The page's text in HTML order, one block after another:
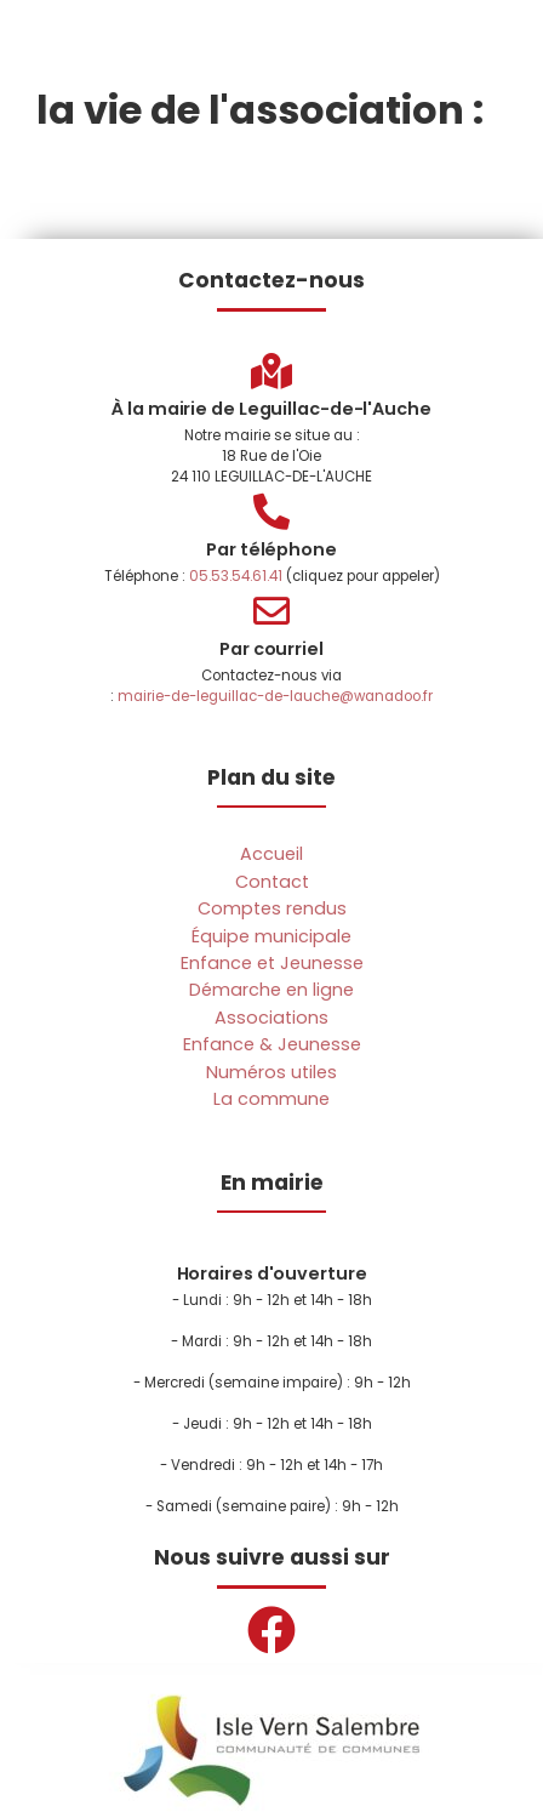
la vie de l'association :
Contactez-nous
À la mairie de Leguillac-de-l'Auche
Notre mairie se situe au :
18 Rue de l'Oie
24 110 LEGUILLAC-DE-L'AUCHE
Par téléphone
Téléphone : 05.53.54.61.41 (cliquez pour appeler)
Par courriel
Contactez-nous via
: mairie-de-leguillac-de-lauche@wanadoo.fr
Plan du site
Accueil
Contact
Comptes rendus
Équipe municipale
Enfance et Jeunesse
Démarche en ligne
Associations
Enfance & Jeunesse
Numéros utiles
La commune
En mairie
Horaires d'ouverture
- Lundi : 9h - 12h et 14h - 18h
- Mardi : 9h - 12h et 14h - 18h
- Mercredi (semaine impaire) : 9h - 12h
- Jeudi : 9h - 12h et 14h - 18h
- Vendredi : 9h - 12h et 14h - 17h
- Samedi (semaine paire) : 9h - 12h
Nous suivre aussi sur